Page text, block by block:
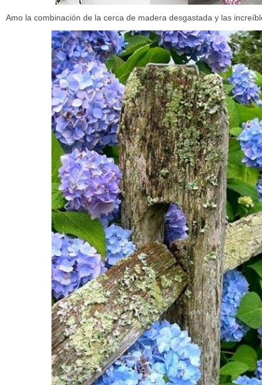
Amo la combinación de la cerca de madera desgastada y las